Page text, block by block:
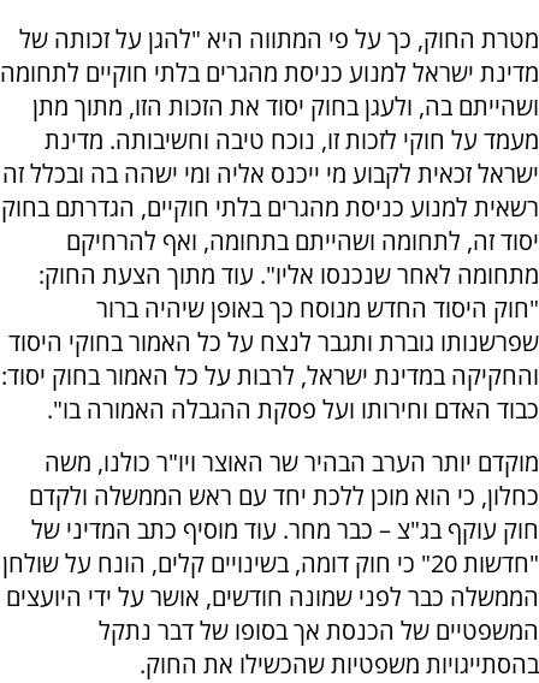
מטרת החוק, כך על פי המתווה היא "להגן על זכותה של
מדינת ישראל למנוע כניסת מהגרים בלתי חוקיים לתחומה
ושהייתם בה, ולעגן בחוק יסוד את הזכות הזו, מתוך מתן
מעמד על חוקי לזכות זו, נוכח טיבה וחשיבותה. מדינת
ישראל זכאית לקבוע מי ייכנס אליה ומי ישהה בה ובכלל זה
רשאית למנוע כניסת מהגרים בלתי חוקיים, הגדרתם בחוק
יסוד זה, לתחומה ושהייתם בתחומה, ואף להרחיקם
מתחומה לאחר שנכנסו אליו". עוד מתוך הצעת החוק:
"חוק היסוד החדש מנוסח כך באופן שיהיה ברור
שפרשנותו גוברת ותגבר לנצח על כל האמור בחוקי היסוד
והחקיקה במדינת ישראל, לרבות על כל האמור בחוק יסוד:
כבוד האדם וחירותו ועל פסקת ההגבלה האמורה בו".
מוקדם יותר הערב הבהיר שר האוצר ויו"ר כולנו, משה
כחלון, כי הוא מוכן ללכת יחד עם ראש הממשלה ולקדם
חוק עוקף בג"צ – כבר מחר. עוד מוסיף כתב המדיני של
"חדשות 20" כי חוק דומה, בשינויים קלים, הונח על שולחן
הממשלה כבר לפני שמונה חודשים, אושר על ידי היועצים
המשפטיים של הכנסת אך בסופו של דבר נתקל
בהסתייגויות משפטיות שהכשילו את החוק.